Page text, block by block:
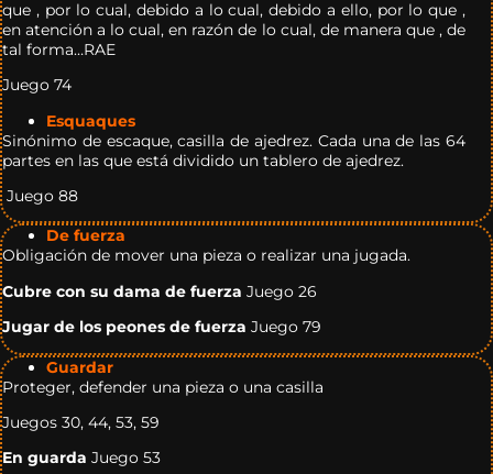
que , por lo cual, debido a lo cual, debido a ello, por lo que ,
en atención a lo cual, en razón de lo cual, de manera que , de
tal forma…RAE
Juego 74
Esquaques
Sinónimo de escaque, casilla de ajedrez. Cada una de las 64
partes en las que está dividido un tablero de ajedrez.
Juego 88
De fuerza
Obligación de mover una pieza o realizar una jugada.
Cubre con su dama de fuerza Juego 26
Jugar de los peones de fuerza Juego 79
Guardar
Proteger, defender una pieza o una casilla
Juegos 30, 44, 53, 59
En guarda Juego 53